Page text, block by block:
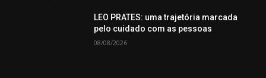
LEO PRATES: uma trajetória marcada
pelo cuidado com as pessoas
08/08/2026